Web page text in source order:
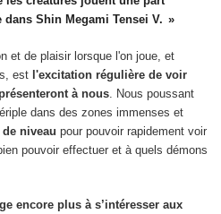
Shin Megami Tensei V.
et de plaisir lorsque l'on joue, et
est l'excitation régulière de voir
à nous. Nous poussant
dans des zones immenses et
niveau pour pouvoir rapidement voir
pouvoir effectuer et à quels démons
encore plus à s’intéresser aux